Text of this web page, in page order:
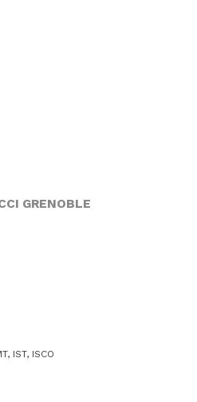
GRENOBLE
IST, ISCO